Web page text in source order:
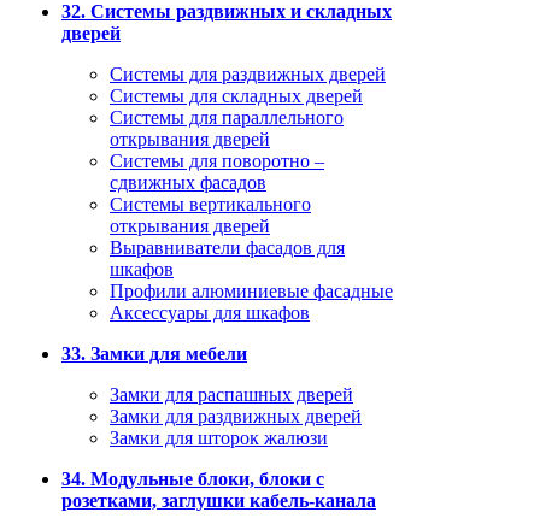
32. Системы раздвижных и складных
дверей
Системы для раздвижных дверей
Системы для складных дверей
Системы для параллельного
открывания дверей
Системы для поворотно –
сдвижных фасадов
Системы вертикального
открывания дверей
Выравниватели фасадов для
шкафов
Профили алюминиевые фасадные
Аксессуары для шкафов
33. Замки для мебели
Замки для распашных дверей
Замки для раздвижных дверей
Замки для шторок жалюзи
34. Модульные блоки, блоки с
розетками, заглушки кабель-канала